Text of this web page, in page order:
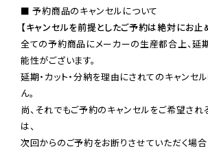
【キャンセルを前提としたご予約は絶対にお止
全ての予約商品にメーカーの生産都合上、延期
能性がございます。
延期・カット・分納を理由にされてのキャンセ
ん。
尚、それでもご予約のキャンセルをご希望され
は、
次回からのご予約をお断りさせていただく場合